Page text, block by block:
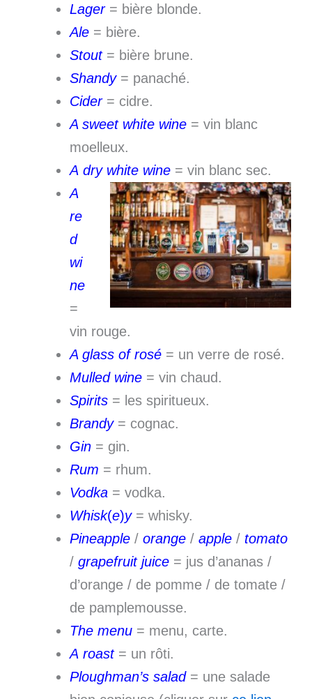
Lager= bière blonde.
Ale = bière.
Stout= bière brune.
Shandy= panaché.
Cider= cidre.
A sweet white wine = vin blanc
moelleux.
A dry white wine = vin blanc sec.
A
re
d
wi
ne
=
vin rouge.
A glass of rosé = un verre de rosé.
Mulled wine = vin chaud.
Spirits = les spiritueux.
Brandy= cognac.
Gin = gin.
Rum = rhum.
Vodka = vodka.
Whisk(e)y= whisky.
Pineapple / orange / apple / tomato
/ grapefruit juice = jus d’ananas /
d’orange / de pomme / de tomate /
de pamplemousse.
The menu = menu, carte.
A roast= un rôti.
Ploughman’s salad= une salade